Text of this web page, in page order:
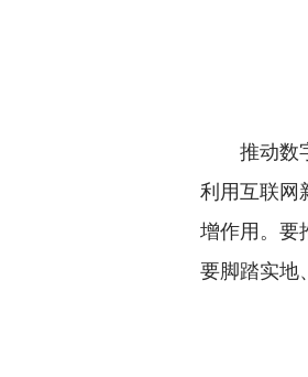
推动数字
利用互联网
增作用。要
要脚踏实地